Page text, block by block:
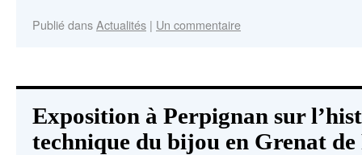
Publié dansActualités | Un commentaire
Exposition à Perpignan sur
technique du bijou en Grenat